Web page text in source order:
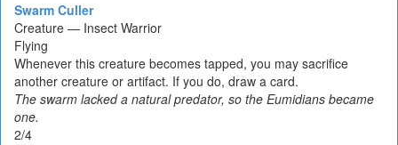
Swarm Culler
Creature — Insect Warrior
Flying
Whenever this creature becomes tapped, you may sacrifice
another creature or artifact. If you do, draw a card.
The swarm lacked a natural predator, so the Eumidians became
one.
2/4